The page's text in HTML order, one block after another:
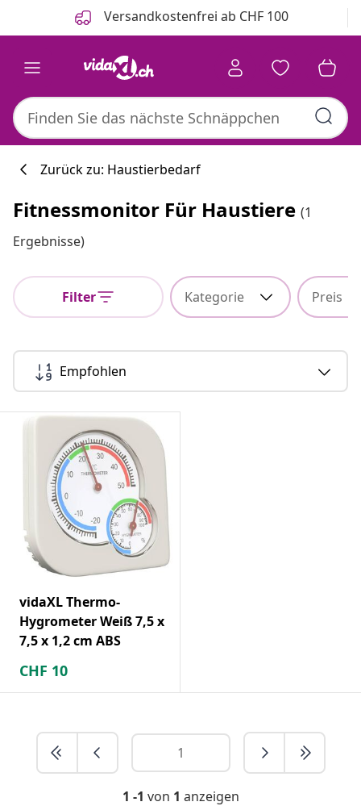
Versandkostenfrei ab CHF 100
Zurück zu: Haustierbedarf
Fitnessmonitor Für Haustiere (1
Ergebnisse)
Filter Kategorie Preis
Empfohlen
vidaXL Thermo-
Hygrometer Weiß 7,5 x
7,5 x 1,2 cm ABS
CHF 10
1 -1 von 1 anzeigen